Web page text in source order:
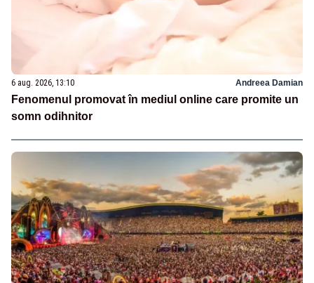
6 aug. 2026, 13:10 Andreea Damian
Fenomenul promovat în mediul online care promite un
somn odihnitor